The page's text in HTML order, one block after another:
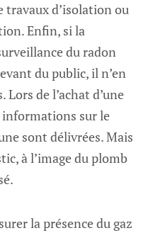
travaux d’isolation ou
Enfin, si la
du radon
du public, il n’en
de l’achat d’une
informations sur le
sont délivrées. Mais
à l’image du plomb
la présence du gaz